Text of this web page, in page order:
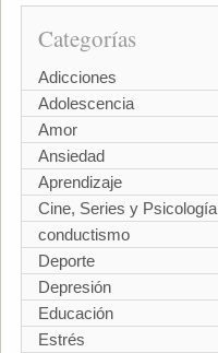
Categorías
Adicciones
Adolescencia
Amor
Ansiedad
Aprendizaje
Cine, Series y Psicología
conductismo
Deporte
Depresión
Educación
Estrés